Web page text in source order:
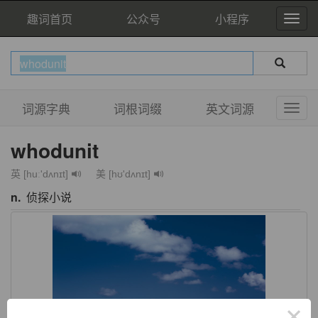
趣词首页 公众号 小程序
词源字典 词根词缀 英文词源
whodunit
英 [huː'dʌnɪt] 美 [hʊ'dʌnɪt]
n. 侦探小说